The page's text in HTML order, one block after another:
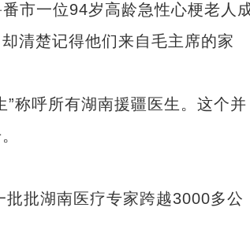
市一位94岁高龄急性心梗老人
清楚记得他们来自毛主席的家
呼所有湖南援疆医生。这个并
批湖南医疗专家跨越3000多公